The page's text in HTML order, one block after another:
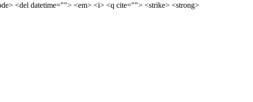
<del datetime=""> <em> <i> <q cite=""> <strike> <strong>